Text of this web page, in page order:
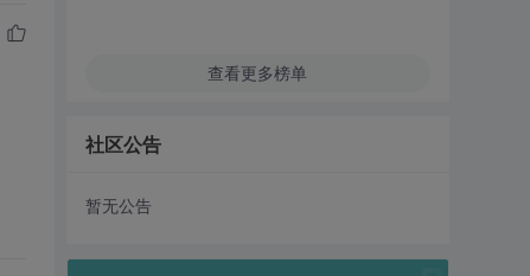
查看更多榜单
社区公告
暂无公告